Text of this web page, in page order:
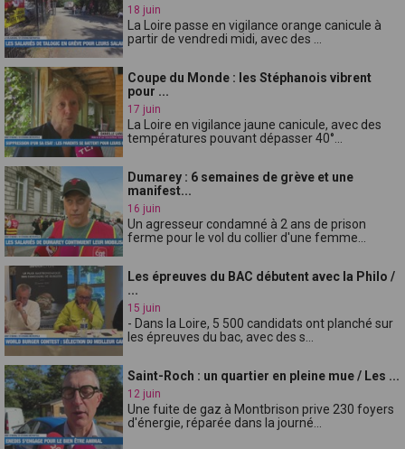
18 juin
La Loire passe en vigilance orange canicule à
partir de vendredi midi, avec des ...
Coupe du Monde : les Stéphanois vibrent
pour ...
17 juin
La Loire en vigilance jaune canicule, avec des
températures pouvant dépasser 40°...
Dumarey : 6 semaines de grève et une
manifest...
16 juin
Un agresseur condamné à 2 ans de prison
ferme pour le vol du collier d'une femme...
Les épreuves du BAC débutent avec la Philo /
...
15 juin
- Dans la Loire, 5 500 candidats ont planché sur
les épreuves du bac, avec des s...
Saint-Roch : un quartier en pleine mue / Les ...
12 juin
Une fuite de gaz à Montbrison prive 230 foyers
d'énergie, réparée dans la journé...